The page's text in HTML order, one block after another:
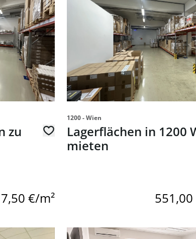
zu
7,50 €/m²
1200 - Wien
Lagerflächen in 1200
mieten
551,00
1230 Wien
mit Lager in der renommierten Laxenburger
Link zur Seite Flexible Open-